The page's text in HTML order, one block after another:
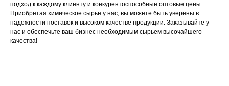
подход к каждому клиенту и конкурентоспособные оптовые цены.
Приобретая химическое сырье у нас, вы можете быть уверены в
надежности поставок и высоком качестве продукции. Заказывайте у
нас и обеспечьте ваш бизнес необходимым сырьем высочайшего
качества!